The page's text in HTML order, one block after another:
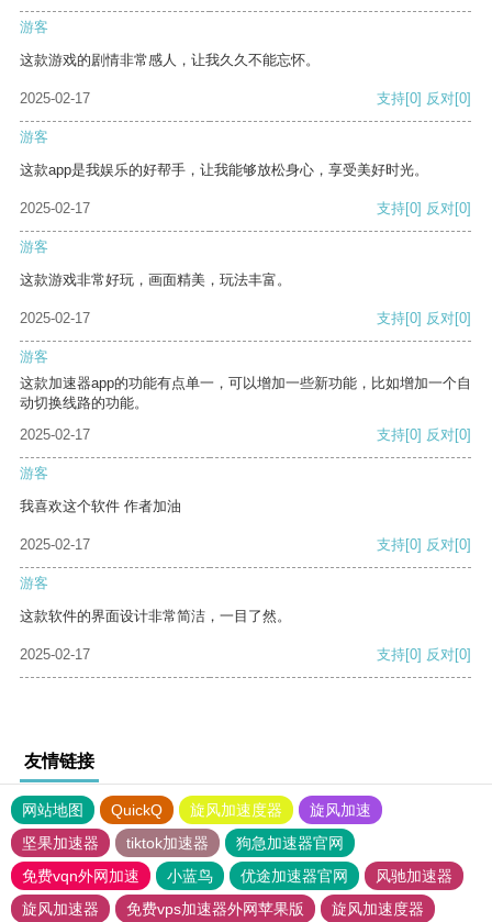
游客
这款游戏的剧情非常感人，让我久久不能忘怀。
2025-02-17 支持[0] 反对[0]
游客
这款app是我娱乐的好帮手，让我能够放松身心，享受美好时光。
2025-02-17 支持[0] 反对[0]
游客
这款游戏非常好玩，画面精美，玩法丰富。
2025-02-17 支持[0] 反对[0]
游客
这款加速器app的功能有点单一，可以增加一些新功能，比如增加一个自
动切换线路的功能。
2025-02-17
支持[0] 反对[0]
游客
我喜欢这个软件 作者加油
2025-02-17 支持[0] 反对[0]
游客
这款软件的界面设计非常简洁，一目了然。
2025-02-17 支持[0] 反对[0]
友情链接
网站地图 QuickQ 旋风加速度器
旋风加速
坚果加速器
tiktok加速器
狗急加速器官网
免费vqn外网加速
小蓝鸟 优途加速器官网
风驰加速器
旋风加速器
免费vps加速器外网苹果版 旋风加速度器